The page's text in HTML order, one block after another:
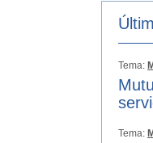
Tema:
Tema: